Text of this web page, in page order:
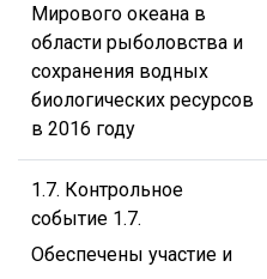
Мирового океана в
области рыболовства и
сохранения водных
биологических ресурсов
в 2016 году
1.7. Контрольное
событие 1.7.
Обеспечены участие и